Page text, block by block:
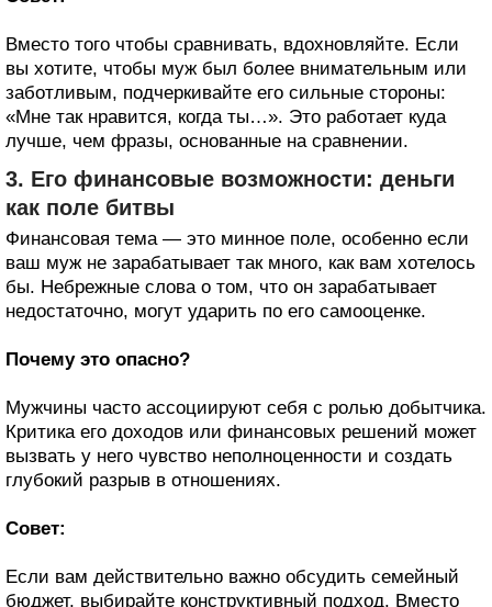
Вместо того чтобы сравнивать, вдохновляйте. Если
вы хотите, чтобы муж был более внимательным или
заботливым, подчеркивайте его сильные стороны:
«Мне так нравится, когда ты…». Это работает куда
лучше, чем фразы, основанные на сравнении.
3. Его финансовые возможности: деньги
как поле битвы
Финансовая тема — это минное поле, особенно если
ваш муж не зарабатывает так много, как вам хотелось
бы. Небрежные слова о том, что он зарабатывает
недостаточно, могут ударить по его самооценке.
Почему это опасно?
Мужчины часто ассоциируют себя с ролью добытчика.
Критика его доходов или финансовых решений может
вызвать у него чувство неполноценности и создать
глубокий разрыв в отношениях.
Совет:
Если вам действительно важно обсудить семейный
бюджет, выбирайте конструктивный подход. Вместо